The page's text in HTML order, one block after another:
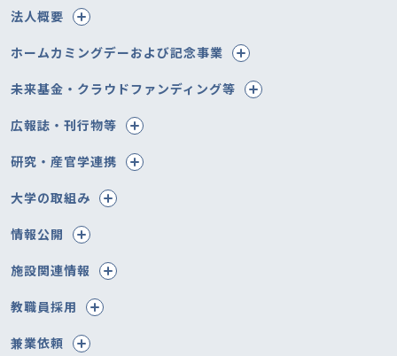
法人概要
ホームカミングデーおよび記念事業
未来基金・クラウドファンディング等
広報誌・刊行物等
研究・産官学連携
大学の取組み
情報公開
施設関連情報
教職員採用
兼業依頼